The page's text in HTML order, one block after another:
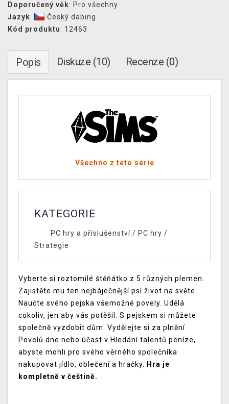
Doporučený věk: Pro všechny
Jazyk:
Český dabing
Kód produktu: 12463
Popis Diskuze (10) Recenze (0)
Všechno z této série
KATEGORIE
PC hry a příslušenství/ PC hry /
Strategie
Vyberte si roztomilé štěňátko z 5 různých plemen.
Zajistěte mu ten nejbáječnější psí život na světe.
Naučte svého pejska všemožné povely. Udělá
cokoliv, jen aby vás potěšil. S pejskem si můžete
společně vyzdobit dům. Vydělejte si za plnění
Povelů dne nebo účast v Hledání talentů peníze,
abyste mohli pro svého věrného společníka
nakupovat jídlo, oblečení a hračky. Hra je
kompletně v češtině.